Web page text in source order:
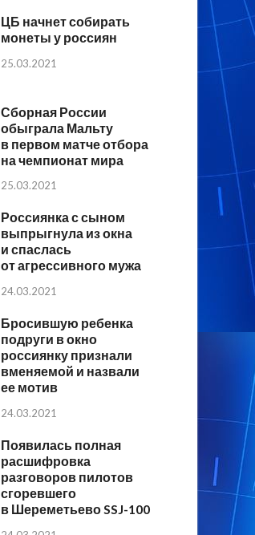
ЦБ начнет собирать
монеты у россиян
25.03.2021
Сборная России
обыграла Мальту
в первом матче отбора
на чемпионат мира
25.03.2021
Россиянка с сыном
выпрыгнула из окна
и спаслась
от агрессивного мужа
24.03.2021
Бросившую ребенка
подруги в окно
россиянку признали
вменяемой и назвали
ее мотив
24.03.2021
Появилась полная
расшифровка
разговоров пилотов
сгоревшего
в Шереметьево SSJ-100